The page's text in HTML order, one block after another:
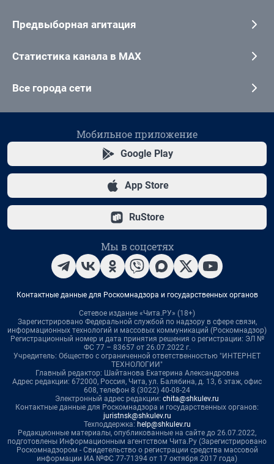
Предвыборная агитация
Статистика канала в MAX
Все города сети
Мобильное приложение
Google Play
App Store
RuStore
Мы в соцсетях
Контактные данные для Роскомнадзора и государственных органов
Сетевое издание «Чита.РУ» (18+)
Зарегистрировано Федеральной службой по надзору в сфере связи,
информационных технологий и массовых коммуникаций (Роскомнадзор)
Регистрационный номер и дата принятия решения о регистрации: ЭЛ №
ФС 77 – 83657 от 26.07.2022 г.
Учредитель: Общество с ограниченной ответственностью "ИНТЕРНЕТ
ТЕХНОЛОГИИ"
Главный редактор: Шайтанова Екатерина Александровна
Адрес редакции: 672000, Россия, Чита, ул. Балябина, д. 13, 6 этаж, офис
608, телефон 8 (3022) 40-08-24
Электронный адрес редакции: chita@shkulev.ru
Контактные данные для Роскомнадзора и государственных органов:
juristnsk@shkulev.ru
Техподдержка: help@shkulev.ru
Редакционные материалы, опубликованные на сайте до 26.07.2022,
подготовлены Информационным агентством Чита.Ру (Зарегистрировано
Роскомнадзором - Свидетельство о регистрации средства массовой
информации ИА №ФС 77-71394 от 17 октября 2017 года)